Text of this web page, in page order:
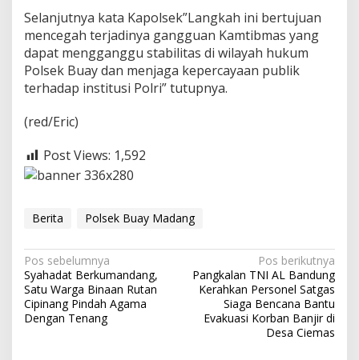
s
D
e
n
g
a
r
o
l
C
a
K
o
n
Selanjutnya kata Kapolsek”Langkah ini bertujuan
mencegah terjadinya gangguan Kamtibmas yang
dapat mengganggu stabilitas di wilayah hukum
Polsek Buay dan menjaga kepercayaan publik
terhadap institusi Polri” tutupnya.
(red/Eric)
Post Views: 1,592
Berita Polsek Buay Madang
N
a
v
i
Pos sebelumnya
Syahadat Berkumandang,
Satu Warga Binaan Rutan
Cipinang Pindah Agama
Dengan Tenang
Pos berikutnya
Pangkalan TNI AL Bandung
Kerahkan Personel Satgas
Siaga Bencana Bantu
Evakuasi Korban Banjir di
Desa Ciemas